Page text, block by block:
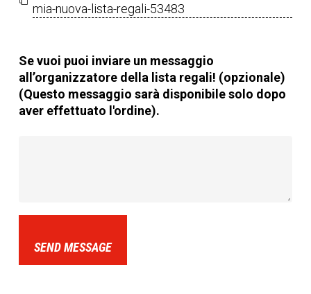
mia-nuova-lista-regali-53483
Se vuoi puoi inviare un messaggio
all’organizzatore della lista regali! (opzionale)
(Questo messaggio sarà disponibile solo dopo
aver effettuato l'ordine).
SEND MESSAGE